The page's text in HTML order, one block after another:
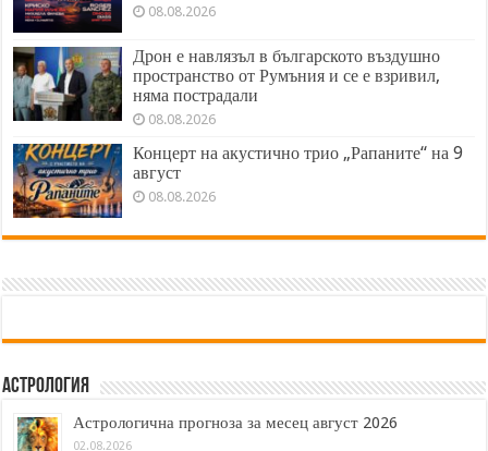
08.08.2026
Дрон е навлязъл в българското въздушно
пространство от Румъния и се е взривил,
няма пострадали
08.08.2026
Концерт на акустично трио „Рапаните“ на 9
август
08.08.2026
Астрология
Астрологична прогноза за месец август 2026
02.08.2026